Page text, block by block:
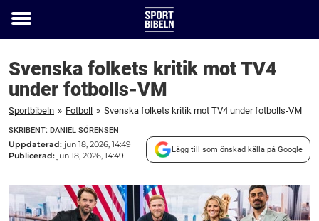
Toggle
Svenska folkets kritik mot TV4
under fotbolls-VM
Sportbibeln » Fotboll » Svenska folkets kritik mot TV4 under fotbolls-VM
SKRIBENT: DANIEL SÖRENSEN
Uppdaterad: jun 18, 2026, 14:49
Publicerad: jun 18, 2026, 14:49
Lägg till som önskad källa på Google